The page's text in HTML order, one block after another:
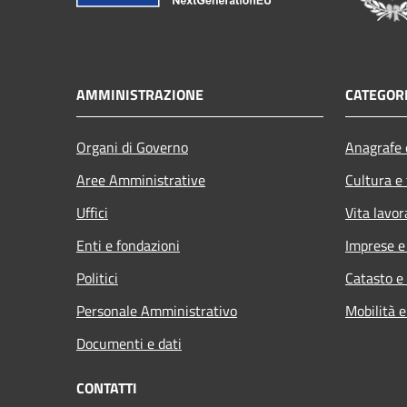
AMMINISTRAZIONE
Organi di Governo
Aree Amministrative
Uffici
Enti e fondazioni
Politici
Personale Amministrativo
Documenti e dati
Cultura
Vita
Imprese
Catasto
Mobilità
CONTATTI